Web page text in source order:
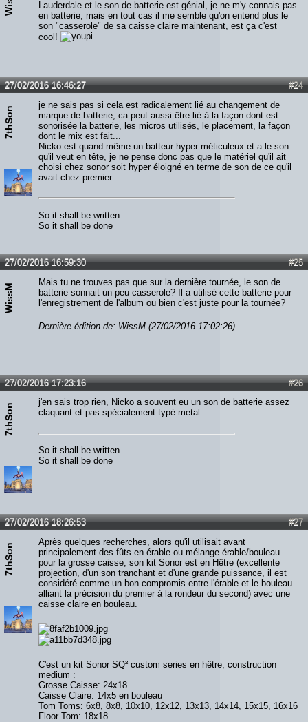
Lauderdale et le son de batterie est génial, je ne m'y connais pas
en batterie, mais en tout cas il me semble qu'on entend plus le
son "casserole" de sa caisse claire maintenant, est ça c'est
cool!
#24
27/02/2016 16:46:27
7thSon
je ne sais pas si cela est radicalement lié au changement de
marque de batterie, ca peut aussi être lié à la façon dont est
sonorisée la batterie, les micros utilisés, le placement, la façon
dont le mix est fait...
Nicko est quand même un batteur hyper méticuleux et a le son
qu'il veut en tête, je ne pense donc pas que le matériel qu'il ait
choisi chez sonor soit hyper éloigné en terme de son de ce qu'il
avait chez premier
So it shall be written
So it shall be done
#25
27/02/2016 16:59:30
WissM
Mais tu ne trouves pas que sur la dernière tournée, le son de
batterie sonnait un peu casserole? Il a utilisé cette batterie pour
l'enregistrement de l'album ou bien c'est juste pour la tournée?
Dernière édition de: WissM (27/02/2016 17:02:26)
#26
27/02/2016 17:23:16
7thSon
j'en sais trop rien, Nicko a souvent eu un son de batterie assez
claquant et pas spécialement typé metal
So it shall be written
So it shall be done
#27
27/02/2016 18:26:53
7thSon
Après quelques recherches, alors qu'il utilisait avant
principalement des fûts en érable ou mélange érable/bouleau
pour la grosse caisse, son kit Sonor est en Hêtre (excellente
projection, d'un son tranchant et d'une grande puissance, il est
considéré comme un bon compromis entre l'érable et le bouleau
alliant la précision du premier à la rondeur du second) avec une
caisse claire en bouleau.
C'est un kit Sonor SQ² custom series en hêtre, construction
medium :
Grosse Caisse: 24x18
Caisse Claire: 14x5 en bouleau
Tom Toms: 6x8, 8x8, 10x10, 12x12, 13x13, 14x14, 15x15, 16x16
Floor Tom: 18x18